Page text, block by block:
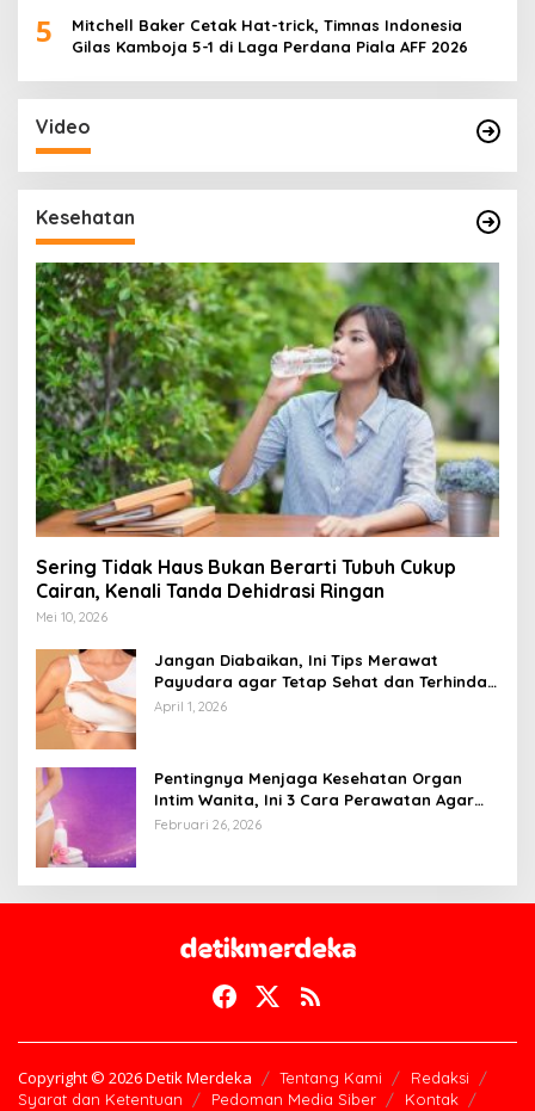
5
Mitchell Baker Cetak Hat-trick, Timnas Indonesia
Gilas Kamboja 5-1 di Laga Perdana Piala AFF 2026
Video
Kesehatan
Sering Tidak Haus Bukan Berarti Tubuh Cukup
Cairan, Kenali Tanda Dehidrasi Ringan
Mei 10, 2026
Jangan Diabaikan, Ini Tips Merawat
Payudara agar Tetap Sehat dan Terhindar
dari Risiko Penyakit
April 1, 2026
Pentingnya Menjaga Kesehatan Organ
Intim Wanita, Ini 3 Cara Perawatan Agar
Tetap Bersih
Februari 26, 2026
Copyright © 2026 Detik Merdeka Tentang Kami
Redaksi
Syarat dan Ketentuan
Pedoman Media Siber Kontak